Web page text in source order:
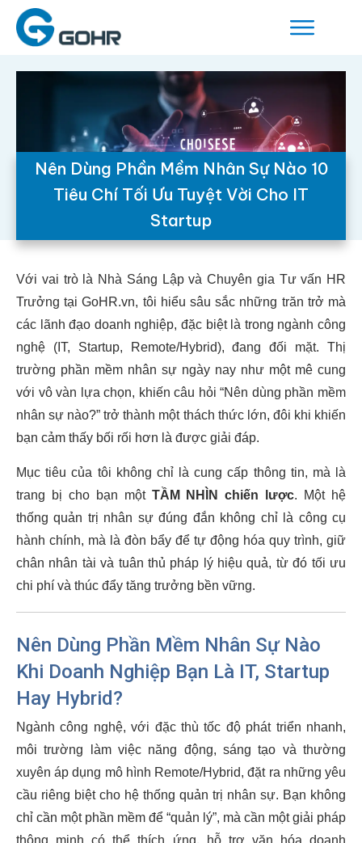
Nên Dùng Phần Mềm Nhân Sự Nào 10
Tiêu Chí Tối Ưu Tuyệt Vời Cho IT
Startup
Với vai trò là Nhà Sáng Lập và Chuyên gia Tư vấn HR
Trưởng tại GoHR.vn, tôi hiểu sâu sắc những trăn trở mà
các lãnh đạo doanh nghiệp, đặc biệt là trong ngành công
nghệ (IT, Startup, Remote/Hybrid), đang đối mặt. Thị
trường phần mềm nhân sự ngày nay như một mê cung
với vô vàn lựa chọn, khiến câu hỏi “Nên dùng phần mềm
nhân sự nào?” trở thành một thách thức lớn, đôi khi khiến
bạn cảm thấy bối rối hơn là được giải đáp.
Mục tiêu của tôi không chỉ là cung cấp thông tin, mà là
trang bị cho bạn một TẦM NHÌN chiến lược. Một hệ
thống quản trị nhân sự đúng đắn không chỉ là công cụ
hành chính, mà là đòn bẩy để tự động hóa quy trình, giữ
chân nhân tài và tuân thủ pháp lý hiệu quả, từ đó tối ưu
chi phí và thúc đẩy tăng trưởng bền vững.
Nên Dùng Phần Mềm Nhân Sự Nào
Khi Doanh Nghiệp Bạn Là IT, Startup
Hay Hybrid?
Ngành công nghệ, với đặc thù tốc độ phát triển nhanh,
môi trường làm việc năng động, sáng tạo và thường
xuyên áp dụng mô hình Remote/Hybrid, đặt ra những yêu
cầu riêng biệt cho hệ thống quản trị nhân sự. Bạn không
chỉ cần một phần mềm để “quản lý”, mà cần một giải pháp
thông minh có thể thích ứng, hỗ trợ văn hóa doanh